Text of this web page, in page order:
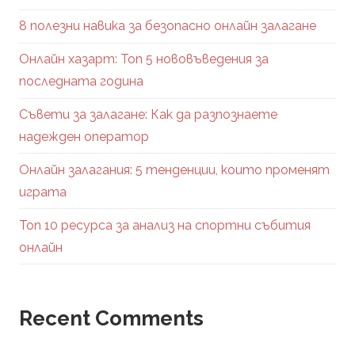
8 полезни навика за безопасно онлайн залагане
Онлайн хазарт: Топ 5 нововъведения за
последната година
Съвети за залагане: Как да разпознаете
надежден оператор
Онлайн залагания: 5 тенденции, които променят
играта
Топ 10 ресурса за анализ на спортни събития
онлайн
Recent Comments